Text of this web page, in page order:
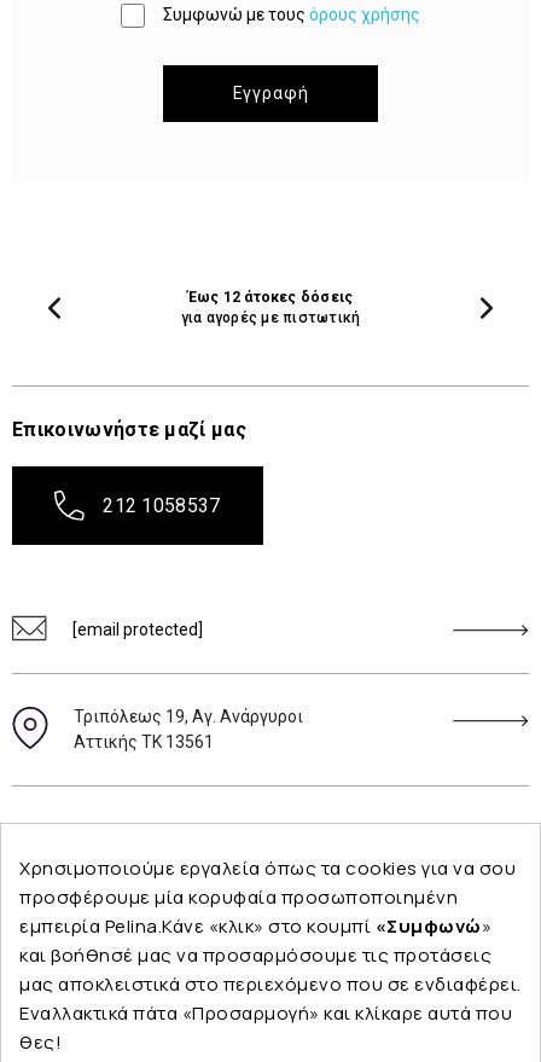
Συμφωνώ με τους όρους χρήσης
Εγγραφή
Έως 12 άτοκες δόσεις
για αγορές με πιστωτική
Επικοινωνήστε μαζί μας
212 1058537
[email protected]
Τριπόλεως 19, Αγ. Ανάργυροι
Αττικής ΤΚ 13561
Εταιρεία
Χρησιμοποιούμε εργαλεία όπως τα cookies για να σου
προσφέρουμε μία κορυφαία προσωποποιημένη
εμπειρία Pelina.Κάνε «κλικ» στο κουμπί «Συμφωνώ»
και βοήθησέ μας να προσαρμόσουμε τις προτάσεις
μας αποκλειστικά στο περιεχόμενο που σε ενδιαφέρει.
Εναλλακτικά πάτα «Προσαρμογή» και κλίκαρε αυτά που
θες!